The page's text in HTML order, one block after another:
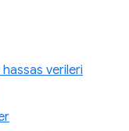
hassas verileri